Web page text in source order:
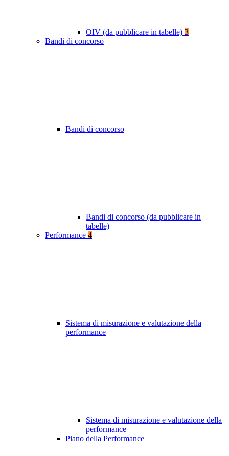
OIV (da pubblicare in tabelle) 3
Bandi di concorso
Bandi di concorso
Bandi di concorso (da pubblicare in
tabelle)
Performance 4
Sistema di misurazione e valutazione della
performance
Sistema di misurazione e valutazione della
performance
Piano della Performance